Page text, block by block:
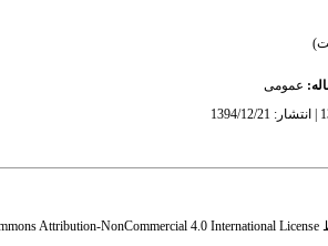
عمومى
Attribution-NonCommercial 4.0 International License